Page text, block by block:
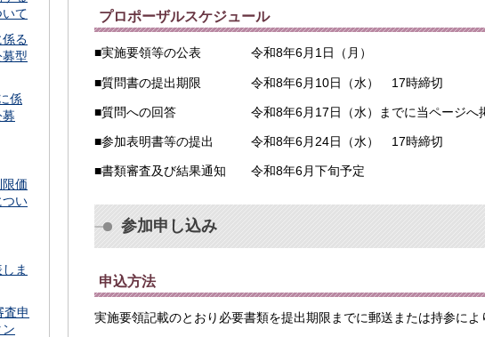
て
る
型
係
価
つい
ま
査申
プロポーザルスケジュール
■実施要領等の公表 令和8年6月1日（月）
■質問書の提出期限 令和8年6月10日（水） 17時締切
■質問への回答 令和8年6月17日（水）までに当ページへ
■参加表明書等の提出 令和8年6月24日（水） 17時締切
■書類審査及び結果通知 令和8年6月下旬予定
参加申し込み
申込方法
実施要領記載のとおり必要書類を提出期限までに郵送または持参によ